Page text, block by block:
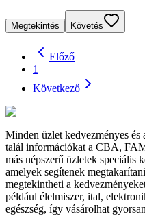
Megtekintés Követés
Előző
1
Következő
Minden üzlet kedvezményes
talál információkat a CBA,
más népszerű üzletek speciális
amelyek segítenek
megtekintheti a
például élelmiszer, ital,
egészség, így vásárolhat